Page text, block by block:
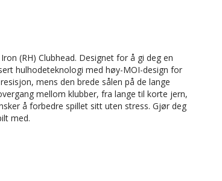
(RH) Clubhead. Designet for å gi deg en
hulhodeteknologi med høy-MOI-design for
mens den brede sålen på de lange
mellom klubber, fra lange til korte jern,
å forbedre spillet sitt uten stress. Gjør deg
med.